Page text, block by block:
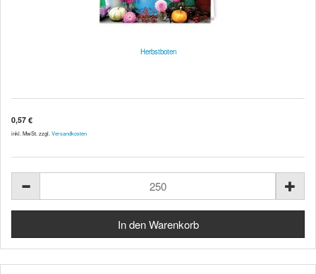
Herbstboten
0,57 €
inkl. MwSt. zzgl. Versandkosten